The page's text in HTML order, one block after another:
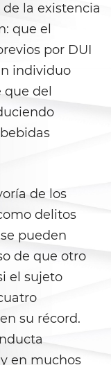
Bajo
una
Arresto
la existencia
que el
por DUI
individuo
del
de los
delitos
pueden
de que otro
el sujeto
su récord.
en muchos